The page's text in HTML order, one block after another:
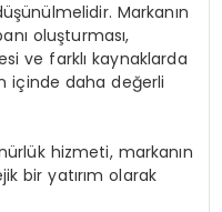
Markanın
oluşturması,
ve farklı kaynaklarda
içinde daha değerli
hizmeti, markanın
bir yatırım olarak